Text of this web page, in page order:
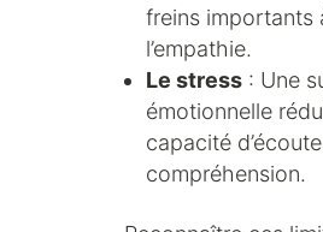
freins importants
l’empathie.
Le stress: Une
émotionnelle
capacité
compréhension.